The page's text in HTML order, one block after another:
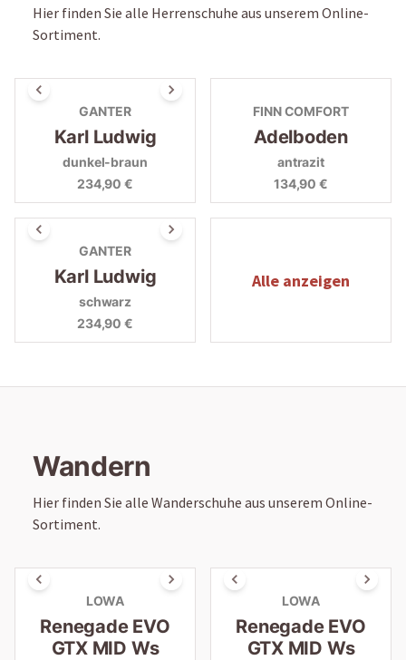
Hier finden Sie alle Herrenschuhe aus unserem Online-
Sortiment.
GANTER
Karl Ludwig
dunkel-braun
234,90 €
FINN COMFORT
Adelboden
antrazit
134,90 €
GANTER
Karl Ludwig
schwarz
234,90 €
Alle anzeigen
Wandern
Hier finden Sie alle Wanderschuhe aus unserem Online-
Sortiment.
LOWA
Renegade EVO
GTX MID Ws
LOWA
Renegade EVO
GTX MID Ws